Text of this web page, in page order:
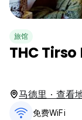
旅馆
THC
马德里 · 查看
免费WiFi